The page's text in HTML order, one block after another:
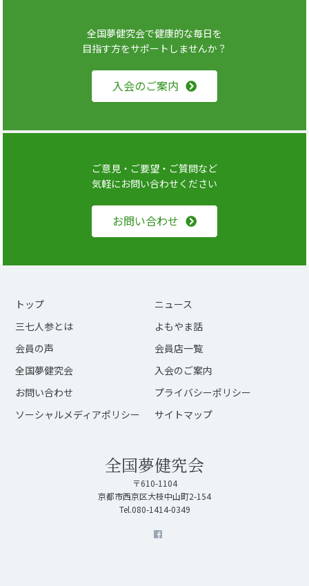
全国夢健究会で健康的な毎日を
目指す方をサポートしませんか？
入会のご案内
ご意見・ご要望・ご質問など
気軽にお問い合わせください
お問い合わせ
トップ
ニュース
三七人参とは
よもやま話
会員の声
会員店一覧
全国夢健究会
入会のご案内
お問い合わせ
プライバシーポリシー
ソーシャルメディアポリシー
サイトマップ
全国夢健究会
〒610-1104
京都市西京区大枝中山町2-154
Tel.080-1414-0349